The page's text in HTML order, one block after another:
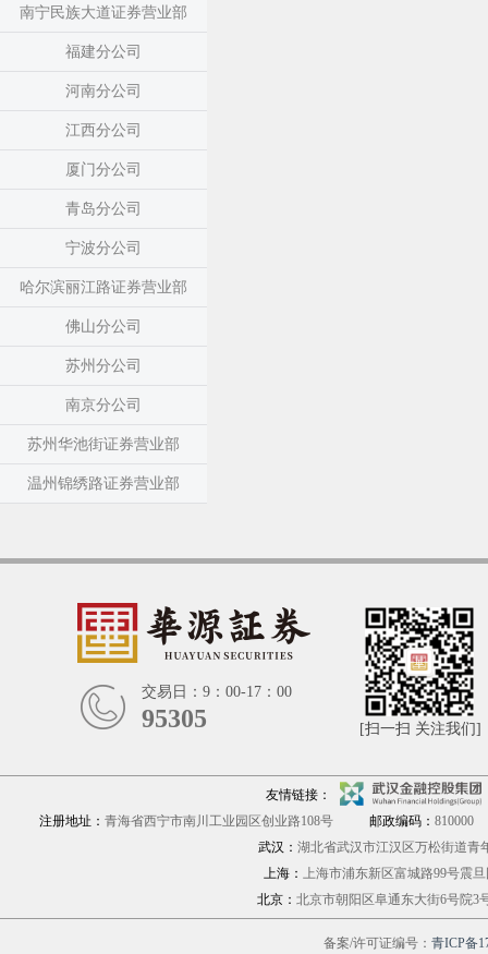
南宁民族大道证券营业部
福建分公司
河南分公司
江西分公司
厦门分公司
青岛分公司
宁波分公司
哈尔滨丽江路证券营业部
佛山分公司
苏州分公司
南京分公司
苏州华池街证券营业部
温州锦绣路证券营业部
交易日：9：00-17：00
95305 [扫一扫 关注我们]
友情链接：
注册地址：青海省西宁市南川工业园区创业路108号 邮政编码：810000
武汉：湖北省武汉市江汉区万松街道
上海： 上海市浦东新区富城路
北京： 北京市朝阳区阜通东大街6号
备案/许可证编号：青ICP备